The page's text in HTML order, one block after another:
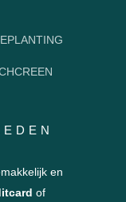
en
of